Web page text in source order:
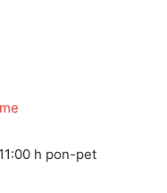
h pon-pet